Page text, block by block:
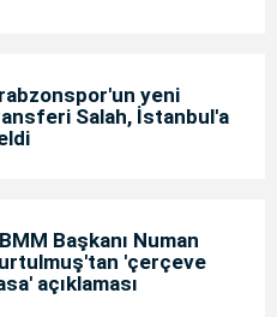
yeni
Salah, İstanbul'a
Başkanı Numan
'çerçeve
açıklaması